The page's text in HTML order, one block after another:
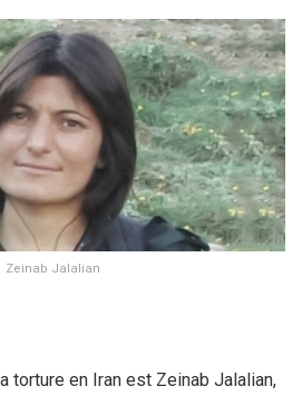
Zeinab Jalalian
torture en Iran est Zeinab Jalalian,